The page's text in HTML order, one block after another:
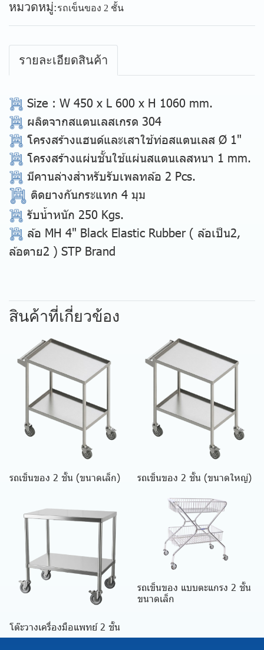
หมวดหมู่:รถเข็นของ 2 ชั้น
รายละเอียดสินค้า
Size : W 450 x L 600 x H 1060 mm.
ผลิตจากสแตนเลสเกรด 304
โครงสร้างแฮนด์และเสาใช้ท่อสแตนเลส Ø 1"
โครงสร้างแผ่นชั้นใช้แผ่นสแตนเลสหนา 1 mm.
มีคานล่างสำหรับรับเพลทล้อ 2 Pcs.
ติดยางกันกระแทก 4 มุม
รับน้ำหนัก 250 Kgs.
ล้อ MH 4" Black Elastic Rubber ( ล้อเป็น2,
ล้อตาย2 ) STP Brand
สินค้าที่เกี่ยวข้อง
รถเข็นของ 2 ชั้น (ขนาดเล็ก) รถเข็นของ 2 ชั้น (ขนาดใหญ่)
โต๊ะวางเครื่องมือแพทย์ 2 ชั้น
รถเข็นของ แบบตะแกรง 2 ชั้น
ขนาดเล็ก